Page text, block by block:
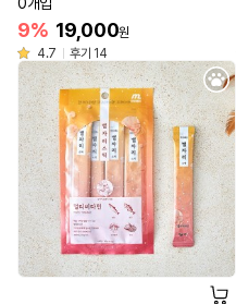
9% 19,000원
4.7
후기 14